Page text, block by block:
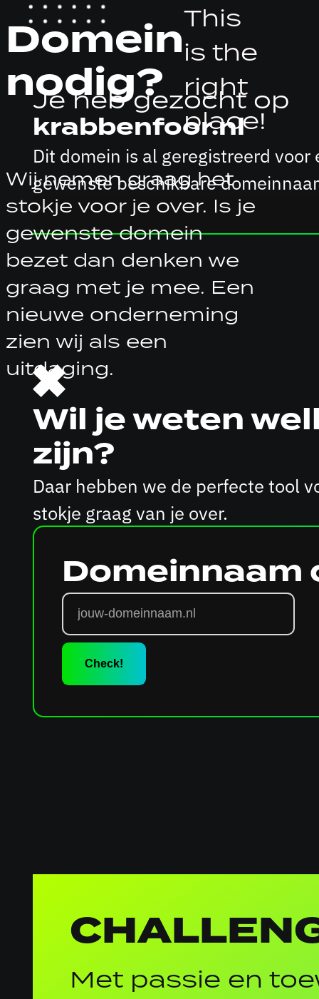
Domein
nodig?
This
is the
right
place!
Wij nemen graag het
stokje voor je over. Is je
gewenste domein
bezet dan denken we
graag met je mee. Een
nieuwe onderneming
zien wij als een
uitdaging.
Je heb gezocht op
krabbenfoor.nl
Dit domein is al geregistreerd
gewenste beschikbare
Wil je weten
zijn?
Daar hebben we de perfecte tool
stokje graag van je over.
Domeinnaam
Algemene
Met passie en